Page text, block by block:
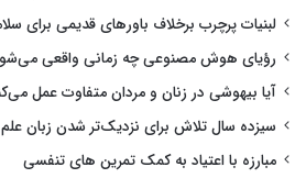
لبنیات پرچرب برخلاف باورهای قدیمی برای
رؤیای هوش مصنوعی چه زمانی واقعی
آیا بیهوشی در زنان و مردان متفاوت عمل
سیزده سال تلاش برای نزدیک‌تر شدن زبان علم
مبارزه با اعتیاد به کمک تمرین های تنفسی